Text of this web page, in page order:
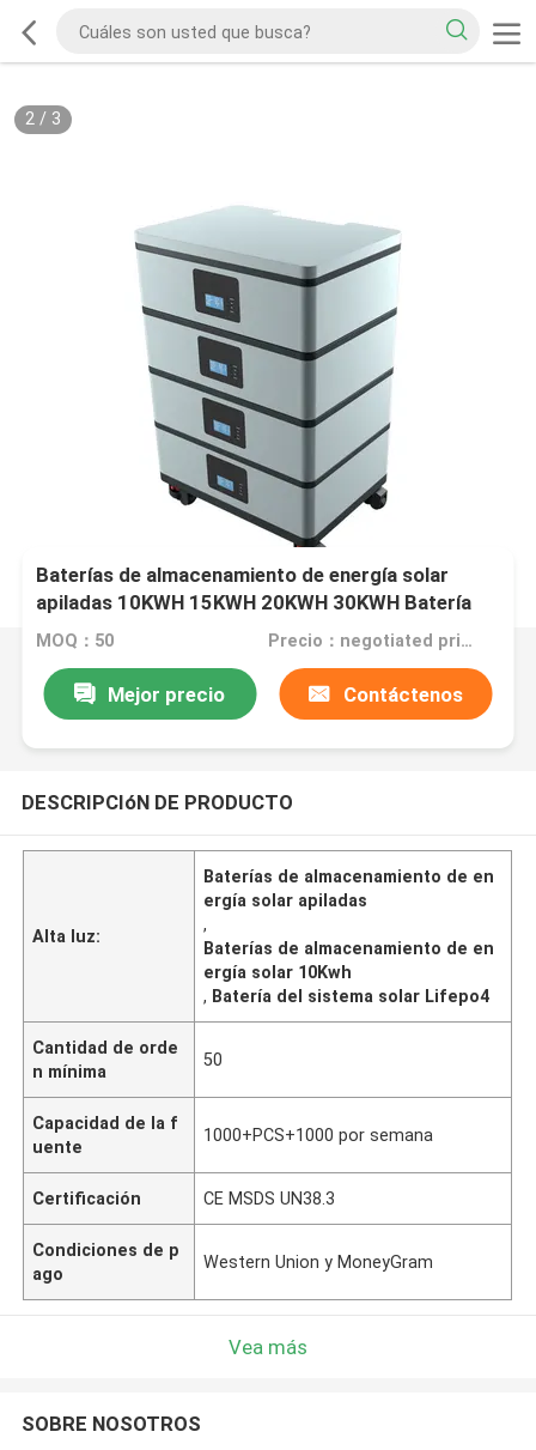
2/ 3
Baterías de almacenamiento de energía solar
apiladas 10KWH 15KWH 20KWH 30KWH Batería
del sistema solar Lifepo4
MOQ：50 Precio：negotiated price
Mejor precio Contáctenos
DESCRIPCIóN DE PRODUCTO
Alta luz:
Baterías de almacenamiento de en
ergía solar apiladas
,
Baterías de almacenamiento de en
ergía solar 10Kwh
, Batería del sistema solar Lifepo4
Cantidad de orde
n mínima
50
Capacidad de la f
uente
1000+PCS+1000 por semana
Certificación CE MSDS UN38.3
Condiciones de p
ago
Western Union y MoneyGram
Vea más
SOBRE NOSOTROS